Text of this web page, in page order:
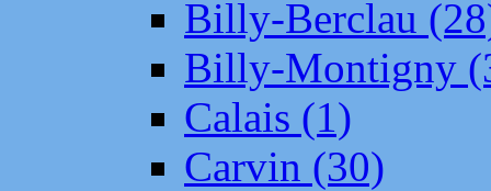
Billy-Berclau
Billy-Montigny
Calais (1)
Carvin (30)